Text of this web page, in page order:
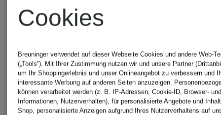
+Aktionsrabatt
C.P.
C.P.
Cookies
Breuninger verwendet auf dieser Webseite Cookies und andere Web-
(„Tools“). Mit Ihrer Zustimmung nutzen wir und unsere Partner
um Ihr Shoppingerlebnis und unser Onlineangebot zu verbessern und
interessante Werbung auf anderen Seiten anzuzeigen.
können verarbeitet werden (z. B. IP-Adressen, Cookie-ID, Browser-
Informationen, Nutzerverhalten), für personalisierte Angebote und
Shop, personalisierte Anzeigen aufgrund Ihres Nutzerverhaltens auf